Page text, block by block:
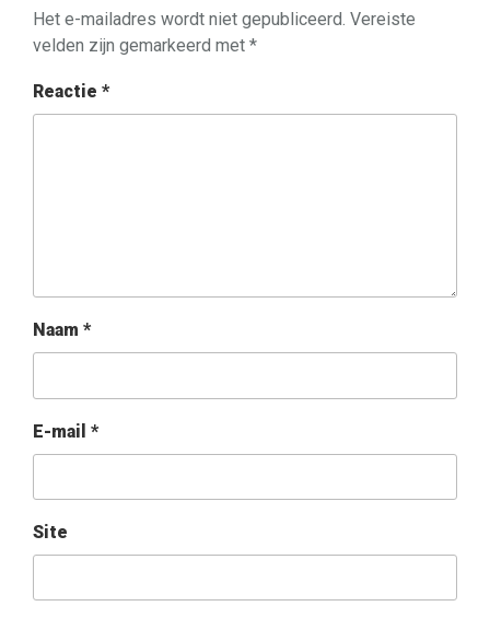
Het e-mailadres wordt niet gepubliceerd. Vereiste
velden zijn gemarkeerd met *
Reactie *
Naam *
E-mail *
Site